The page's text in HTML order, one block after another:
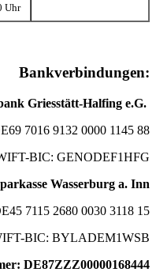
Uhr
Bankverbindungen:
Griesstätt-Halfing e.G.
7016 9132 0000 1145 88
BIC: GENODEF1HFG
Wasserburg a. Inn
7115 2680 0030 3118 15
BIC: BYLADEM1WSB
DE87ZZZ00000168444